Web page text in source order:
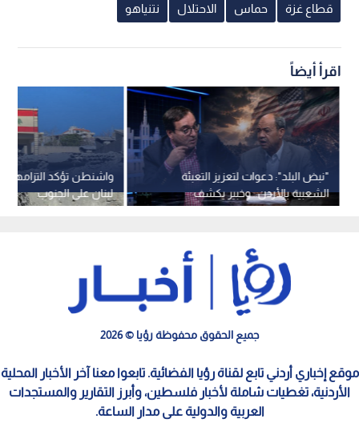
قطاع غزة حماس الاحتلال نتنياهو
اقرأ أيضاً
واشنطن تؤكد التزامها
لبنان على الجنوب
"نبض البلد": دعوات لتعزيز التعبئة
الشعبية بالأردن.. وخبير يكشف
تحديات الاتفاق الأمريكي الإيراني
جميع الحقوق محفوظة رؤيا © 2026
موقع إخباري أردني تابع لقناة رؤيا الفضائية. تابعوا معنا آخر الأخبار المحلية
الأردنية، تغطيات شاملة لأخبار فلسطين، وأبرز التقارير والمستجدات
العربية والدولية على مدار الساعة.